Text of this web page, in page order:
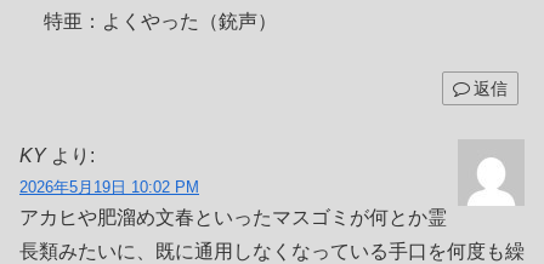
特亜：よくやった（銃声）
返信
KY より:
2026年5月19日 10:02 PM
アカヒや肥溜め文春といったマスゴミが何とか霊
長類みたいに、既に通用しなくなっている手口を何度も繰